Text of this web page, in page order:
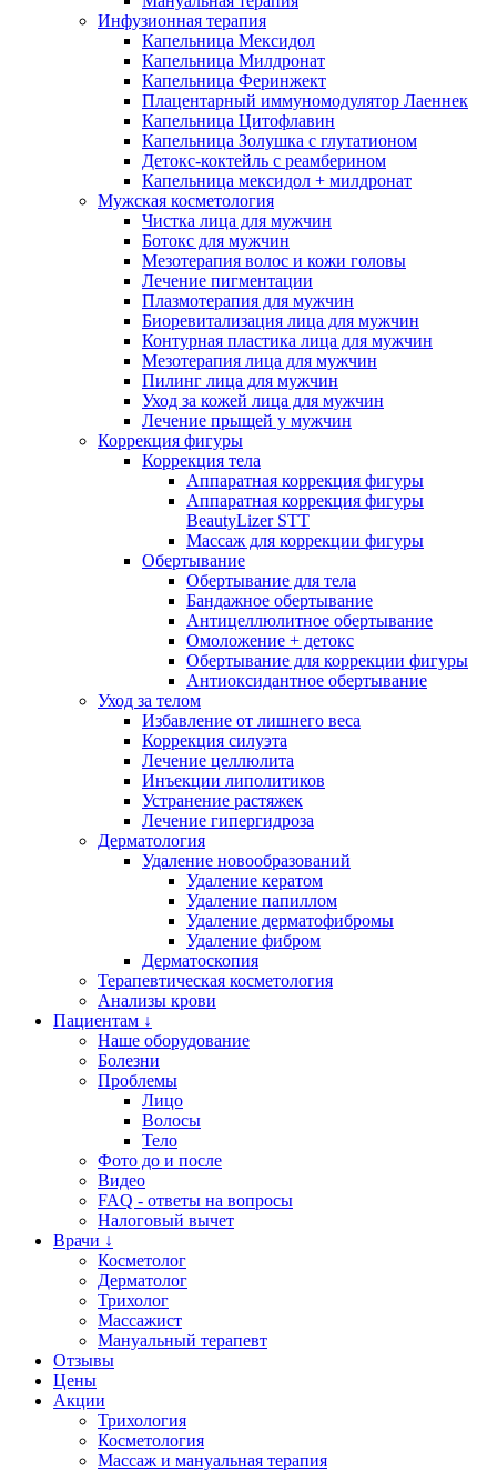
Инфузионная терапия
Капельница Мексидол
Капельница Милдронат
Капельница Феринжект
Плацентарный иммуномодулятор Лаеннек
Капельница Цитофлавин
Капельница Золушка с глутатионом
Детокс-коктейль с реамберином
Капельница мексидол + милдронат
Мужская косметология
Чистка лица для мужчин
Ботокс для мужчин
Мезотерапия волос и кожи головы
Лечение пигментации
Плазмотерапия для мужчин
Биоревитализация лица для мужчин
Контурная пластика лица для мужчин
Мезотерапия лица для мужчин
Пилинг лица для мужчин
Уход за кожей лица для мужчин
Лечение прыщей у мужчин
Коррекция фигуры
Коррекция тела
Аппаратная коррекция фигуры
Аппаратная коррекция фигуры
BeautyLizer STT
Массаж для коррекции фигуры
Обертывание
Обертывание для тела
Бандажное обертывание
Антицеллюлитное обертывание
Омоложение + детокс
Обертывание для коррекции фигуры
Антиоксидантное обертывание
Уход за телом
Избавление от лишнего веса
Коррекция силуэта
Лечение целлюлита
Инъекции липолитиков
Устранение растяжек
Лечение гипергидроза
Дерматология
Удаление новообразований
Удаление кератом
Удаление папиллом
Удаление дерматофибромы
Удаление фибром
Дерматоскопия
Терапевтическая косметология
Анализы крови
Пациентам ↓
Наше оборудование
Болезни
Проблемы
Лицо
Волосы
Тело
Фото до и после
Видео
FAQ - ответы на вопросы
Налоговый вычет
Врачи ↓
Косметолог
Дерматолог
Трихолог
Массажист
Мануальный терапевт
Отзывы
Цены
Акции
Трихология
Косметология
Массаж и мануальная терапия